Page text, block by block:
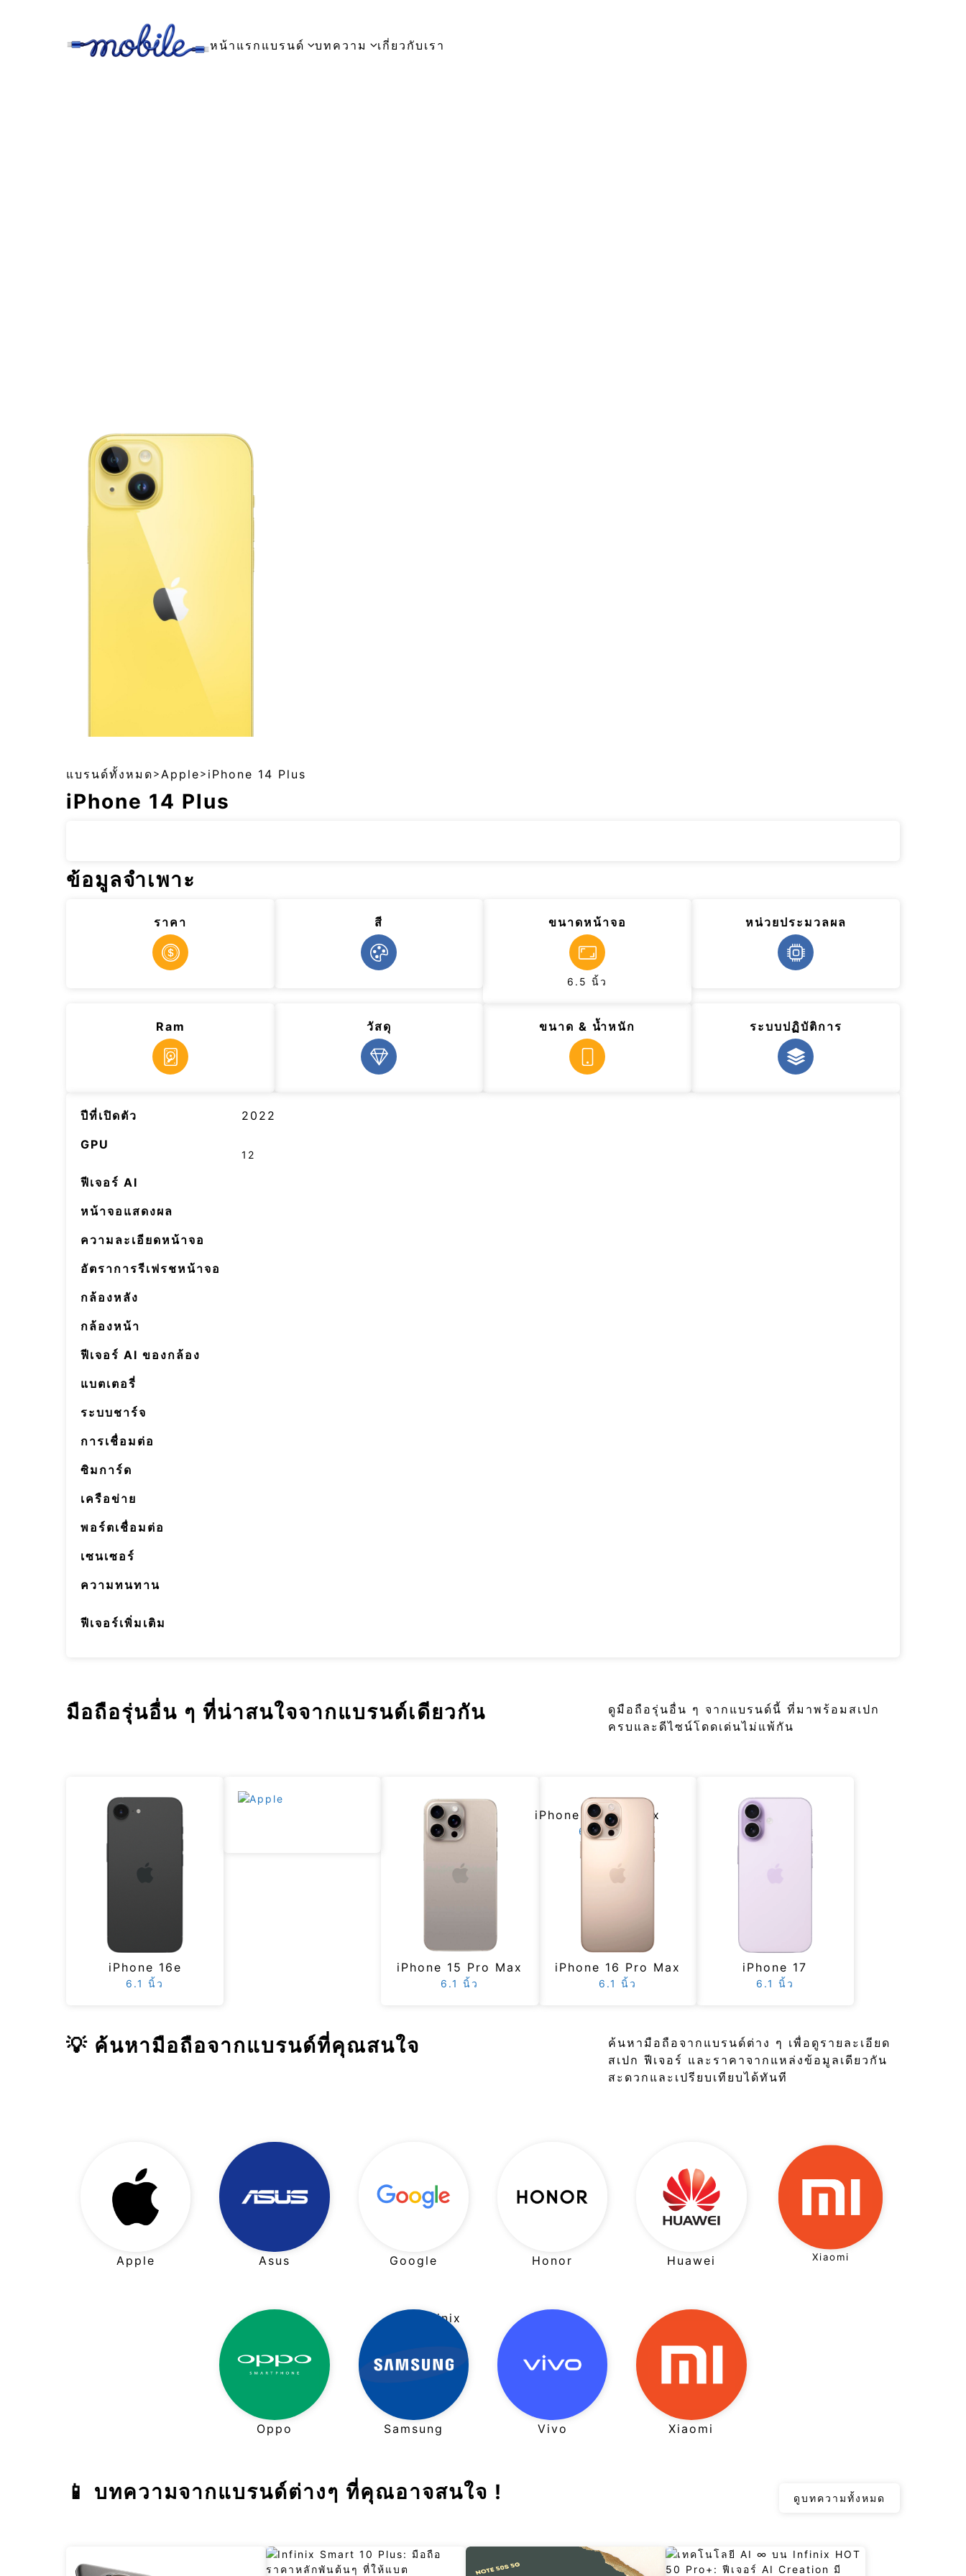
หน้าแรก แบรนด์ บทความ เกี่ยวกับเรา
แบรนด์ทั้งหมด>Apple> iPhone 14 Plus
iPhone 14 Plus
ข้อมูลจำเพาะ
ราคา สี ขนาดหน้าจอ
6.5 นิ้ว
หน่วยประมวลผล
Ram วัสดุ ขนาด & น้ำหนัก ระบบปฏิบัติการ
ปีที่เปิดตัว
2022
GPU
12
ฟีเจอร์ AI
หน้าจอแสดงผล
ความละเอียดหน้าจอ
อัตราการรีเฟรชหน้าจอ
กล้องหลัง
กล้องหน้า
ฟีเจอร์ AI ของกล้อง
แบตเตอรี่
ระบบชาร์จ
การเชื่อมต่อ
ซิมการ์ด
เครือข่าย
พอร์ตเชื่อมต่อ
เซนเซอร์
ความทนทาน
ฟีเจอร์เพิ่มเติม
มือถือรุ่นอื่น ๆ ที่น่าสนใจจากแบรนด์เดียวกัน
ดูมือถือรุ่นอื่น ๆ จากแบรนด์นี้ ที่มาพร้อมสเปก
ครบและดีไซน์โดดเด่นไม่แพ้กัน
iPhone 16e
6.1 นิ้ว
iPhone 14 Pro Max
6.1 นิ้ว
iPhone 15 Pro Max
6.1 นิ้ว
iPhone 16 Pro Max
6.1 นิ้ว
iPhone 17
6.1 นิ้ว
💡 ค้นหามือถือจากแบรนด์ที่คุณสนใจ
ค้นหามือถือจากแบรนด์ต่าง ๆ เพื่อดูรายละเอียด
สเปก ฟีเจอร์ และราคาจากแหล่งข้อมูลเดียวกัน
สะดวกและเปรียบเทียบได้ทันที
Apple Asus Google Honor Huawei Xiaomi
Infinix
Oppo Samsung Vivo Xiaomi
📱 บทความจากแบรนด์ต่างๆ ที่คุณอาจสนใจ ! ดูบทความทั้งหมด